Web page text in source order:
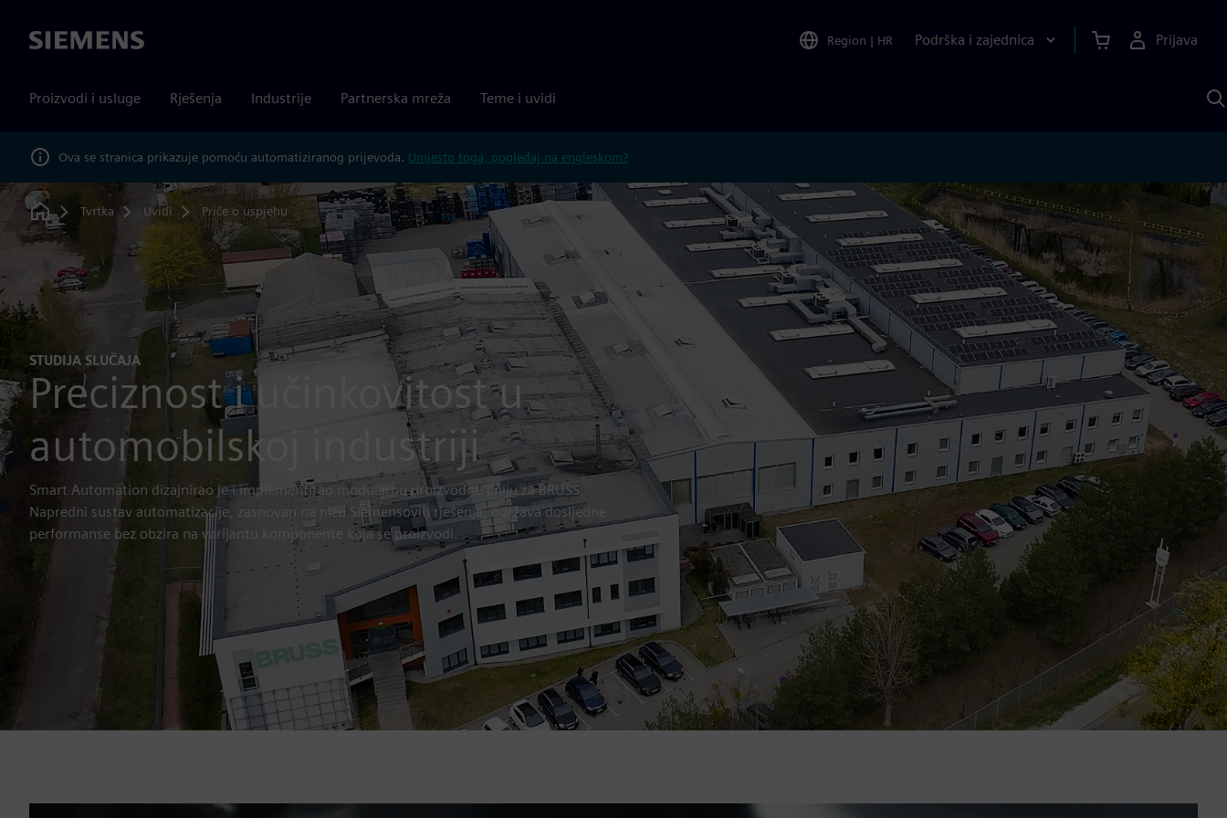
Siemens Region | HR Podrška i zajednica Prijava
Proizvodi i usluge Rješenja Industrije Partnerska mreža Teme i uvidi
Ova se stranica prikazuje pomoću automatiziranog prijevoda. Umjesto toga, pogledaj na engleskom?
Home
Tvrtka Uvidi Priče o uspjehu
STUDIJA SLUČAJA
Preciznost i učinkovitost u
automobilskoj industriji
Smart Automation dizajnirao je i implementirao modularnu proizvodnu liniju za BRUSS.
Napredni sustav automatizacije, zasnovan na nizu Siemensovih rješenja, održava dosljedne
performanse bez obzira na varijantu komponente koja se proizvodi.